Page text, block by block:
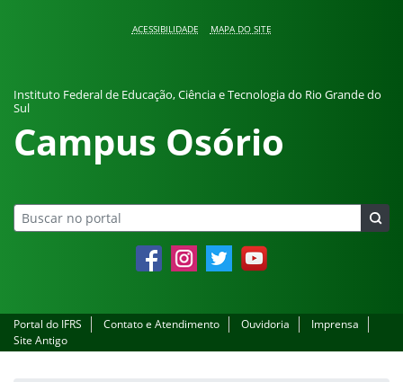
ACESSIBILIDADE MAPA DO SITE
Instituto Federal de Educação, Ciência e Tecnologia do Rio Grande do
Sul
Campus Osório
FacebookInstagramTwitter YouTube
Portal do IFRS Contato e Atendimento Ouvidoria
Imprensa
Site Antigo